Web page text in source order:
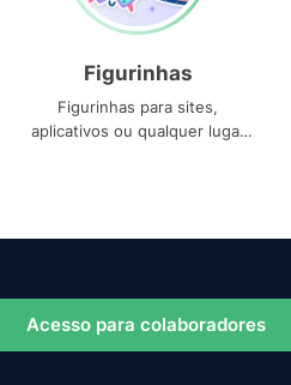
Figurinhas
Figurinhas para sites,
aplicativos ou qualquer lugar
Acesso para colaboradores